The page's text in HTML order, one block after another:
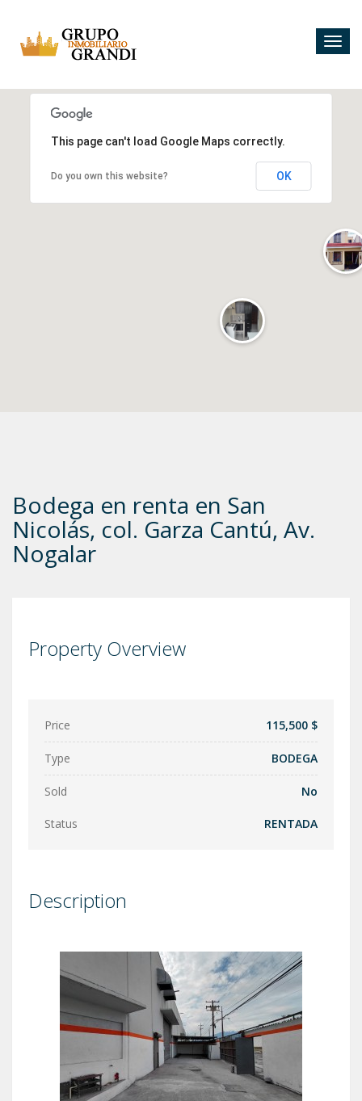
10
2
This page can't load Google Maps correctly.
Do you own this website? OK
Bodega en renta en San
Nicolás, col. Garza Cantú, Av.
Nogalar
Property Overview
Price 115,500 $
Type BODEGA
Sold No
Status RENTADA
Description